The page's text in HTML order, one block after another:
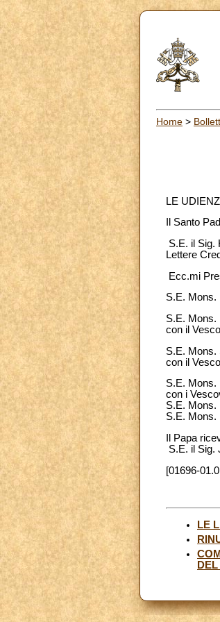
Home >
LE
Il Santo
S.E. il Sig.
Lettere
Ecc.mi
S.E. Mons.
S.E. Mons.
con il
S.E. Mons.
con il
S.E. Mons.
con i
S.E. Mons.
S.E. Mons.
Il Papa
S.E. il Sig.
[01696-
LE